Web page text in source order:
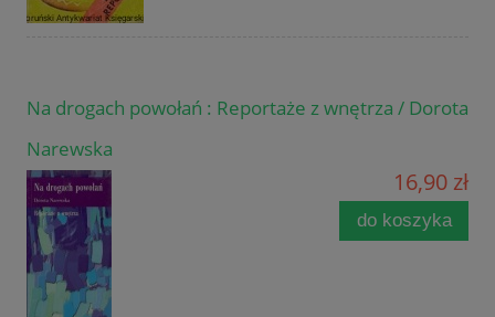
Na drogach powołań : Reportaże z wnętrza / Dorota
Narewska
16,90 zł
do koszyka